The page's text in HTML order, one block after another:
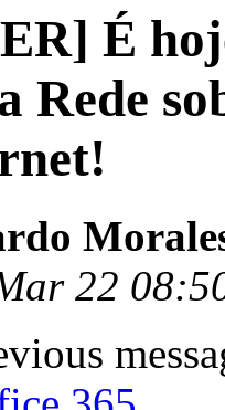
É
Rede
22